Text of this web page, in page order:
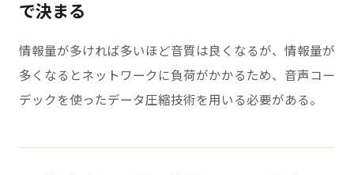
で決まる
情報量が多ければ多いほど音質は良くなるが、情報量が
多くなるとネットワークに負荷がかかるため、音声コー
デックを使ったデータ圧縮技術を用いる必要がある。